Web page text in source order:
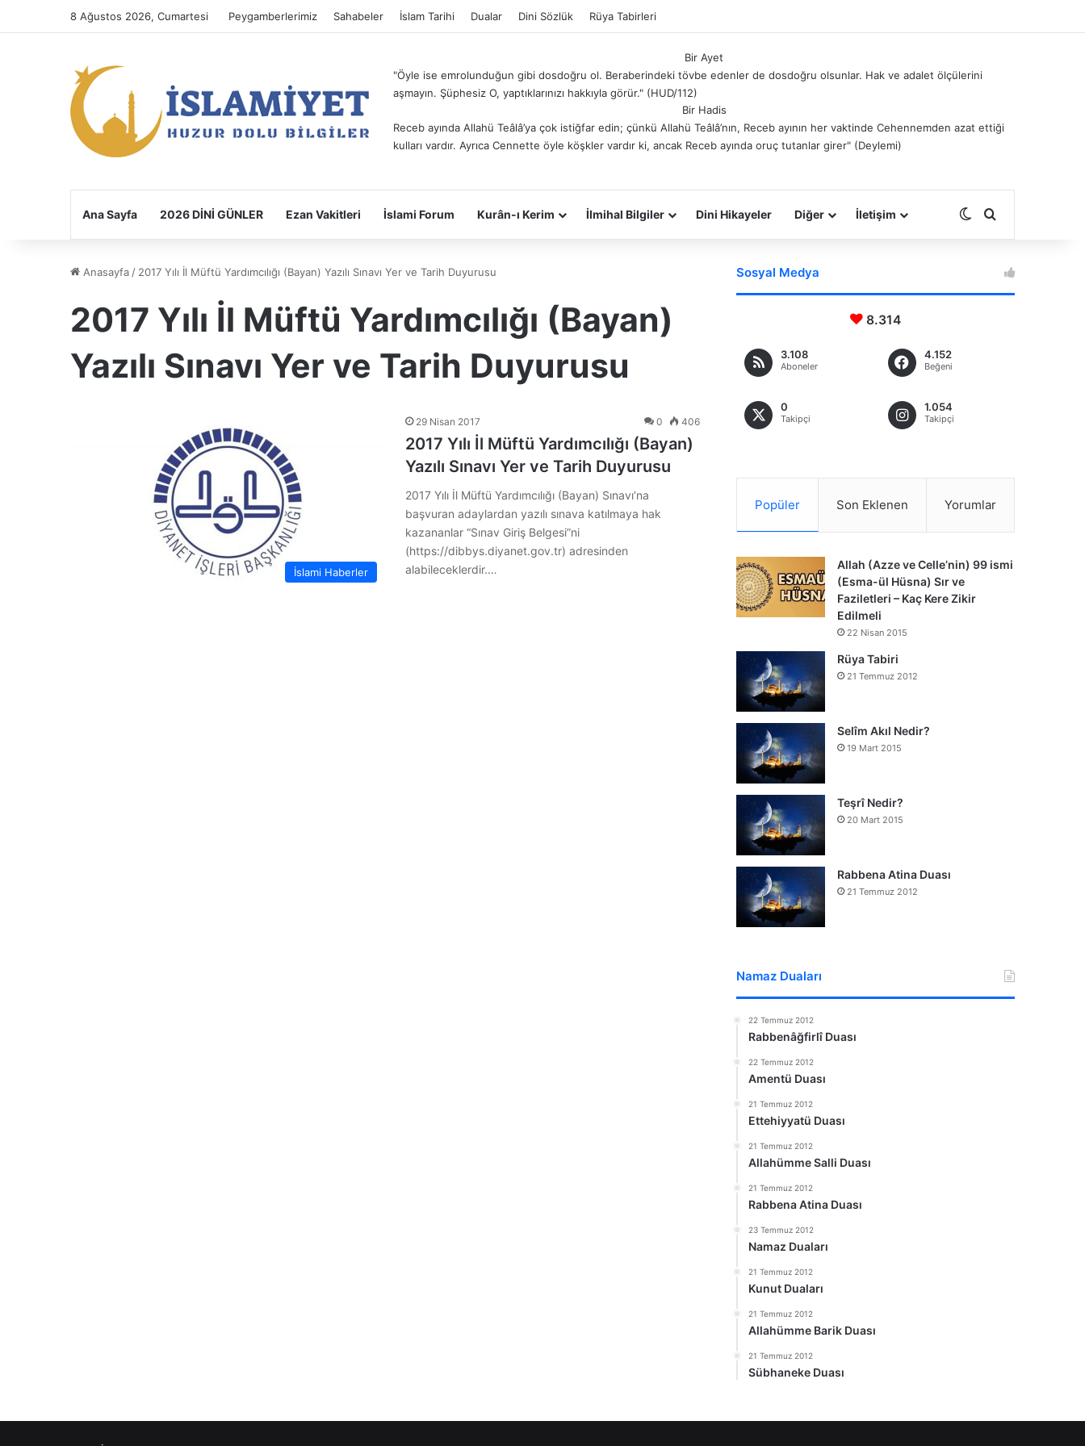
8 Ağustos 2026, Cumartesi Peygamberlerimiz Sahabeler İslam Tarihi Dualar Dini Sözlük Rüya Tabirleri
Bir Ayet
"Öyle ise emrolunduğun gibi dosdoğru ol. Beraberindeki tövbe edenler de dosdoğru olsunlar. Hak ve adalet ölçülerini
aşmayın. Şüphesiz O, yaptıklarınızı hakkıyla görür." (HUD/112)
Bir Hadis
Receb ayında Allahü Teâlâ’ya çok istiğfar edin; çünkü Allahü Teâlâ’nın, Receb ayının her vaktinde Cehennemden azat ettiği
kulları vardır. Ayrıca Cennette öyle köşkler vardır ki, ancak Receb ayında oruç tutanlar girer" (Deylemi)
Ana Sayfa 2026 DİNİ GÜNLER Ezan Vakitleri İslami Forum Kurân-ı Kerim İlmihal Bilgiler Dini Hikayeler Diğer İletişim Dış görünümü
Anasayfa / 2017 Yılı İl Müftü Yardımcılığı (Bayan) Yazılı Sınavı Yer ve Tarih Duyurusu
2017 Yılı İl Müftü Yardımcılığı (Bayan)
Yazılı Sınavı Yer ve Tarih Duyurusu
İslami Haberler
29 Nisan 2017 0 406
2017 Yılı İl Müftü Yardımcılığı (Bayan)
Yazılı Sınavı Yer ve Tarih Duyurusu
2017 Yılı İl Müftü Yardımcılığı (Bayan) Sınavı’na
başvuran adaylardan yazılı sınava katılmaya hak
kazananlar “Sınav Giriş Belgesi”ni
(https://dibbys.diyanet.gov.tr) adresinden
alabileceklerdir.…
Sosyal Medya
8.314
3.108
Aboneler
4.152
Beğeni
0
Takipçi
1.054
Takipçi
Popüler Son Eklenen Yorumlar
Allah (Azze ve Celle’nin) 99 ismi
(Esma-ül Hüsna) Sır ve
Faziletleri – Kaç Kere Zikir
Edilmeli
22 Nisan 2015
Rüya Tabiri
21 Temmuz 2012
Selîm Akıl Nedir?
19 Mart 2015
Teşrî Nedir?
20 Mart 2015
Rabbena Atina Duası
21 Temmuz 2012
Namaz Duaları
22 Temmuz 2012
Rabbenâğfirlî Duası
22 Temmuz 2012
Amentü Duası
21 Temmuz 2012
Ettehiyyatü Duası
21 Temmuz 2012
Allahümme Salli Duası
21 Temmuz 2012
Rabbena Atina Duası
23 Temmuz 2012
Namaz Duaları
21 Temmuz 2012
Kunut Duaları
21 Temmuz 2012
Allahümme Barik Duası
21 Temmuz 2012
Sübhaneke Duası